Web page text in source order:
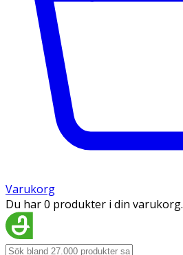
Varukorg
Du har 0 produkter i din varukorg.